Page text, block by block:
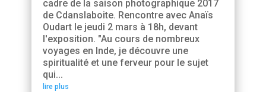
cadre de la saison photographique 2017
de Cdanslaboite. Rencontre avec Anaïs
Oudart le jeudi 2 mars à 18h, devant
l'exposition. "Au cours de nombreux
voyages en Inde, je découvre une
spiritualité et une ferveur pour le sujet
qui...
lire plus